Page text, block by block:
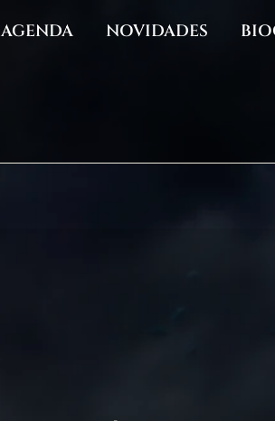
AGENDA NOVIDADES